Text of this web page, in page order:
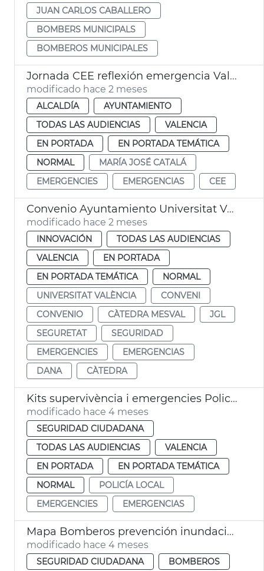
JUAN CARLOS CABALLERO
BOMBERS MUNICIPALS
BOMBEROS MUNICIPALES
Jornada CEE reflexión emergencia València
modificado hace 2 meses
ALCALDÍA
AYUNTAMIENTO
TODAS LAS AUDIENCIAS
VALENCIA
EN PORTADA
EN PORTADA TEMÁTICA
NORMAL
MARÍA JOSÉ CATALÁ
EMERGENCIES
EMERGENCIAS CEE
Convenio Ayuntamiento Universitat València Cátedra Mesval
modificado hace 2 meses
INNOVACIÓN
TODAS LAS AUDIENCIAS
VALENCIA
EN PORTADA
EN PORTADA TEMÁTICA
NORMAL
UNIVERSITAT VALÈNCIA
CONVENI
CONVENIO
CÀTEDRA MESVAL
JGL
SEGURETAT
SEGURIDAD
EMERGENCIES
EMERGENCIAS
DANA
CÀTEDRA
Kits supervivència i emergencies Policia Local València
modificado hace 4 meses
SEGURIDAD CIUDADANA
TODAS LAS AUDIENCIAS
VALENCIA
EN PORTADA
EN PORTADA TEMÁTICA
NORMAL
POLICÍA LOCAL
EMERGENCIES
EMERGENCIAS
Mapa Bomberos prevención inundaciones fluviales
modificado hace 4 meses
SEGURIDAD CIUDADANA
BOMBEROS